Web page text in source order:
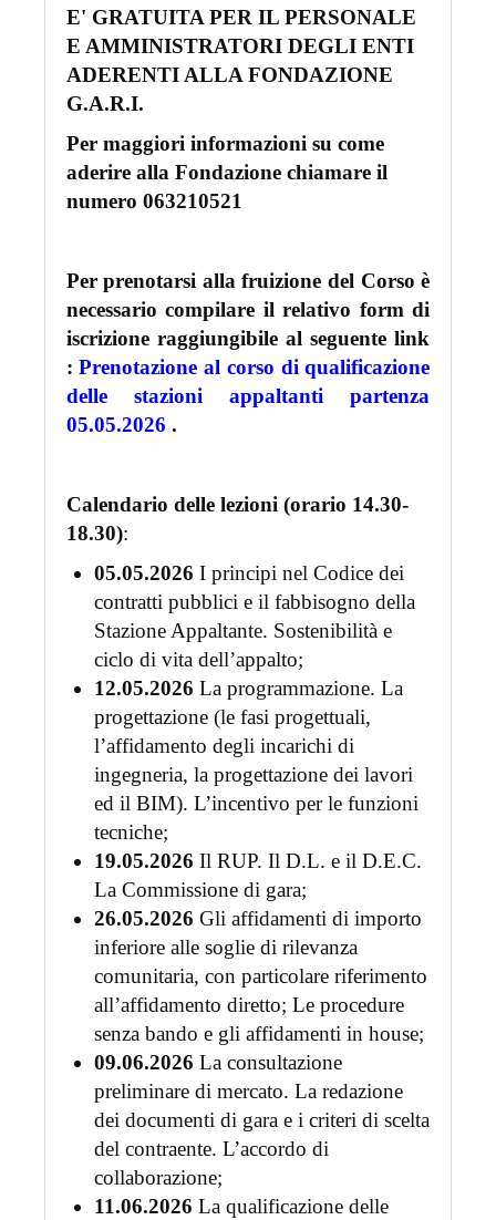
E' GRATUITA PER IL PERSONALE
E AMMINISTRATORI DEGLI ENTI
ADERENTI ALLA FONDAZIONE
G.A.R.I.
Per maggiori informazioni su come
aderire alla Fondazione chiamare il
numero 063210521
Per prenotarsi alla fruizione del Corso è
necessario compilare il relativo form di
iscrizione raggiungibile al seguente link
:Prenotazione al corso di qualificazione
delle stazioni appaltanti partenza
05.05.2026 .
Calendario delle lezioni (orario 14.30-
18.30):
05.05.2026 I principi nel Codice dei
contratti pubblici e il fabbisogno della
Stazione Appaltante. Sostenibilità e
ciclo di vita dell’appalto;
12.05.2026 La programmazione. La
progettazione (le fasi progettuali,
l’affidamento degli incarichi di
ingegneria, la progettazione dei lavori
ed il BIM). L’incentivo per le funzioni
tecniche;
19.05.2026 Il RUP. Il D.L. e il D.E.C.
La Commissione di gara;
26.05.2026 Gli affidamenti di importo
inferiore alle soglie di rilevanza
comunitaria, con particolare riferimento
all’affidamento diretto; Le procedure
senza bando e gli affidamenti in house;
09.06.2026 La consultazione
preliminare di mercato. La redazione
dei documenti di gara e i criteri di scelta
del contraente. L’accordo di
collaborazione;
11.06.2026 La qualificazione delle